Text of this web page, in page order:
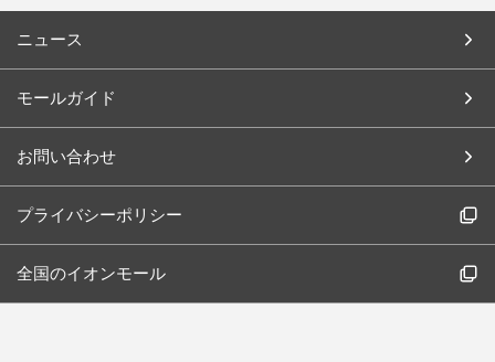
ニュース
モールガイド
お問い合わせ
プライバシーポリシー
全国のイオンモール